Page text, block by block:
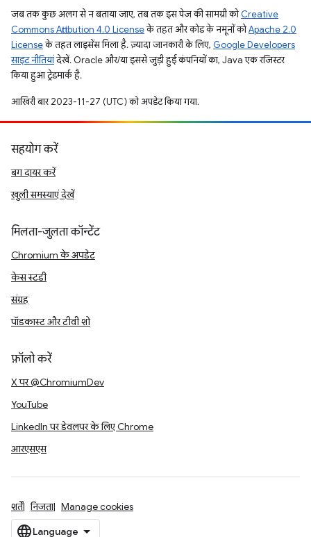
जब तक कुछ अलग से न बताया जाए, तब तक इस पेज की सामग्री कोCreative
Commons Attribution 4.0 Licenseके तहत और कोड के नमूनों कोApache 2.0
Licenseके तहत लाइसेंस मिला है. ज़्यादा जानकारी के लिए, Google Developers
साइट नीतियांदेखें. Oracle और/या इससे जुड़ी हुई कंपनियों का, Java एक रजिस्टर
किया हुआ ट्रेडमार्क है.
आखिरी बार 2023-11-27 (UTC) को अपडेट किया गया.
सहयोग करें
बग दायर करें
खुली समस्याएं देखें
मिलता-जुलता कॉन्टेंट
Chromium के अपडेट
केस स्टडी
संग्रह
पॉडकास्ट और टीवी शो
फ़ॉलो करें
X पर @ChromiumDev
YouTube
LinkedIn पर डेवलपर के लिए Chrome
आरएसएस
शर्तें निजता Manage cookies